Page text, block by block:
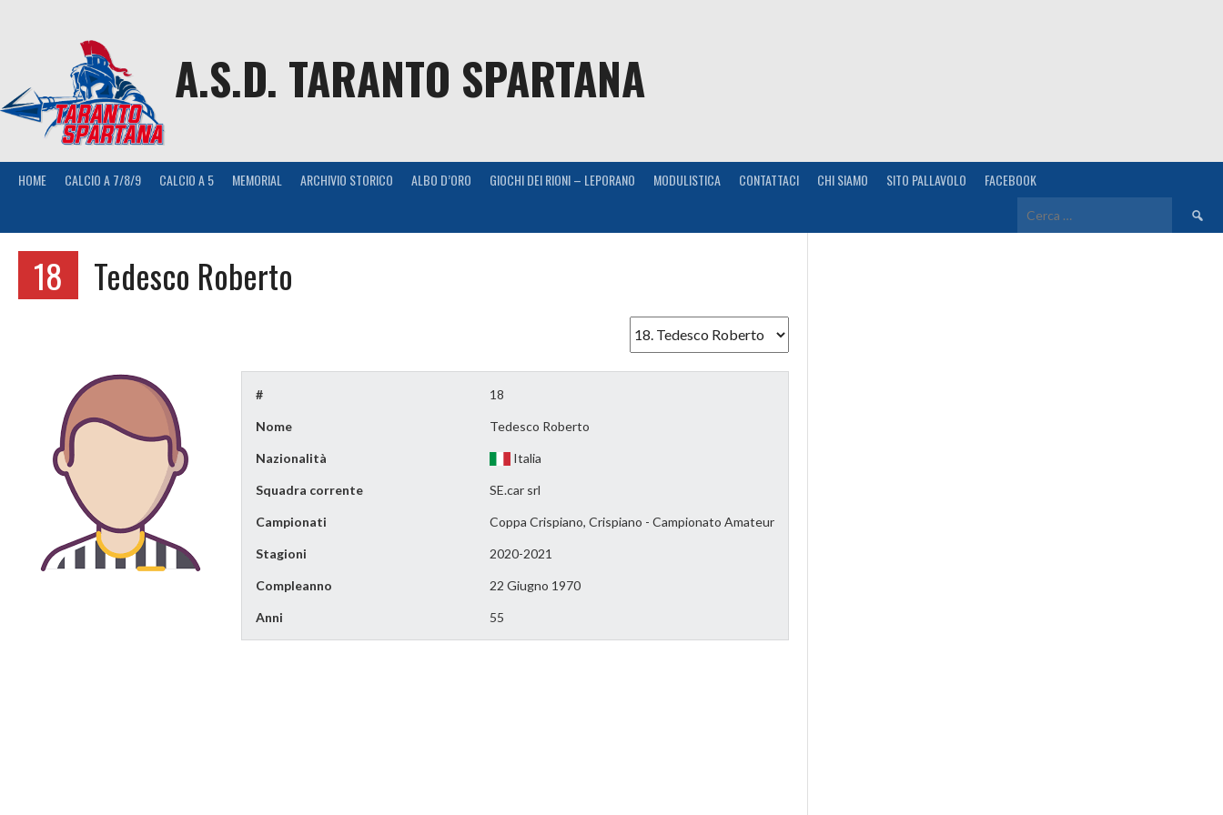
A.S.D. TARANTO SPARTANA
HOME CALCIO A 7/8/9 CALCIO A 5 MEMORIAL ARCHIVIO STORICO ALBO D’ORO GIOCHI DEI RIONI – LEPORANO MODULISTICA CONTATTACI CHI SIAMO SITO PALLAVOLO FACEBOOK
Ricerca
18 Tedesco Roberto
# 18
Nome Tedesco Roberto
Nazionalità Italia
Squadra corrente SE.car srl
Campionati Coppa Crispiano, Crispiano - Campionato Amateur
Stagioni 2020-2021
Compleanno 22 Giugno 1970
Anni 55